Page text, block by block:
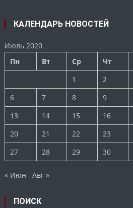
КАЛЕНДАРЬ НОВОСТЕЙ
Июль 2020
Пн
Вт Ср Чт
1
2
6
7 8 9
13
14 15 16
20
21 22 23
27
28 29 30
« Июн Авг »
ПОИСК